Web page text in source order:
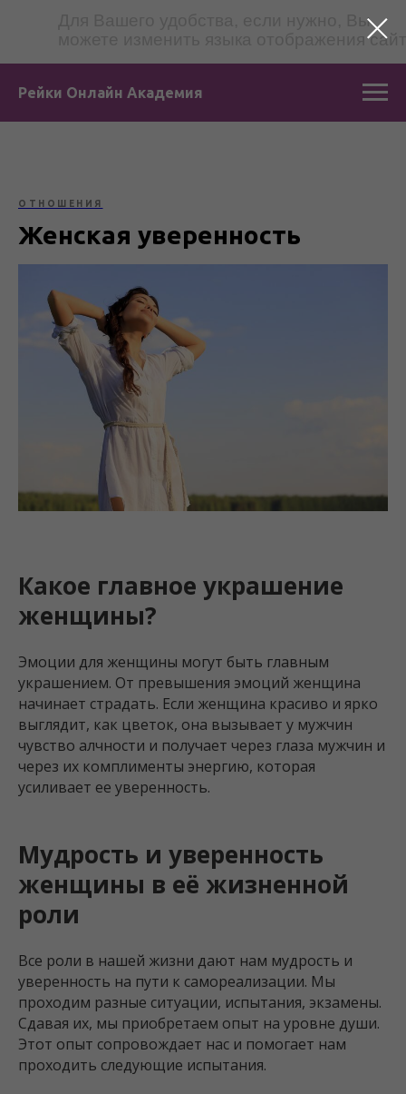
Для Вашего удобства, если нужно, Вы
можете изменить языка отображения
Рейки Онлайн Академия
ОТНОШЕНИЯ
Женская уверенность
Какое главное украшение
женщины?
Эмоции для женщины могут быть главным
украшением. От превышения эмоций женщина
начинает страдать. Если женщина красиво и ярко
выглядит, как цветок, она вызывает у мужчин
чувство алчности и получает через глаза мужчин и
через их комплименты энергию, которая
усиливает ее уверенность.
Мудрость и уверенность
женщины в её жизненной
роли
Все роли в нашей жизни дают нам мудрость и
уверенность на пути к самореализации. Мы
проходим разные ситуации, испытания, экзамены.
Сдавая их, мы приобретаем опыт на уровне души.
Этот опыт сопровождает нас и помогает нам
проходить следующие испытания.